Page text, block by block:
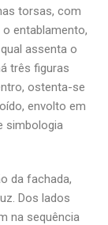
torsas, com
entablamento,
assenta o
três figuras
ostenta-se
envolto em
simbologia
da fachada,
Dos lados
na sequência